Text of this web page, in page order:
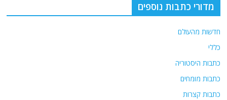
מדורי כתבות נוספים
חדשות מהעולם
כללי
כתבות היסטוריה
כתבות מומחים
כתבות קצרות